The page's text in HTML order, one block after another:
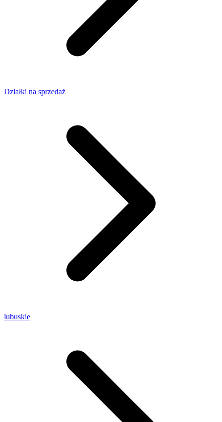
Działki na sprzedaż
lubuskie